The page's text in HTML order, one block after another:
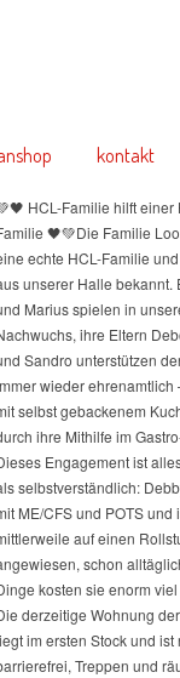
kontakt
HCL-Familie hilft einer
🖤💚Die Familie
echte HCL-Familie
unserer Halle bekannt.
Marius spielen in
ihre Eltern
Sandro unterstützen
wieder ehrenamtlich
selbst gebackenem
ihre Mithilfe im
Engagement ist
selbstverständlich:
ME/CFS und POTS und
auf einen
schon
kosten sie enorm viel
derzeitige Wohnung
im ersten Stock und ist
Treppen und